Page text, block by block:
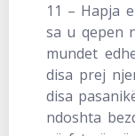
11 – Hapja
sa u qepen
mundet
disa prej
disa
ndoshta